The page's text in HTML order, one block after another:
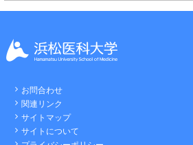
お問合わせ
関連リンク
サイトマップ
サイトについて